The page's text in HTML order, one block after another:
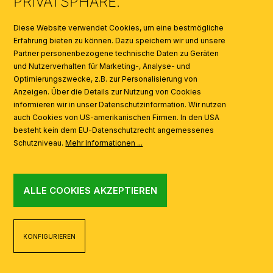
AI
Diese Website verwendet Cookies, um eine bestmögliche
Erfahrung bieten zu können. Dazu speichern wir und unsere
Partner personenbezogene technische Daten zu Geräten
und Nutzerverhalten für Marketing-, Analyse- und
Optimierungszwecke, z.B. zur Personalisierung von
Anzeigen. Über die Details zur Nutzung von Cookies
informieren wir in unser Datenschutzinformation. Wir nutzen
auch Cookies von US-amerikanischen Firmen. In den USA
besteht kein dem EU-Datenschutzrecht angemessenes
Schutzniveau.Mehr Informationen ...
ALLE COOKIES AKZEPTIEREN
KONFIGURIEREN